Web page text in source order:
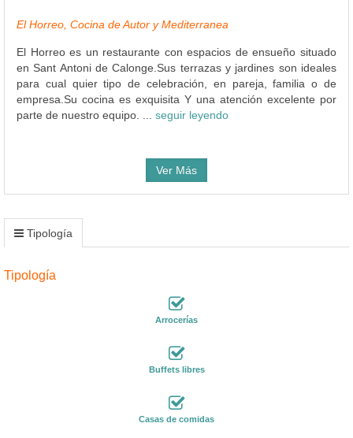
El Horreo, Cocina de Autor y Mediterranea
El Horreo es un restaurante con espacios de ensueño situado
en Sant Antoni de Calonge.Sus terrazas y jardines son ideales
para cual quier tipo de celebración, en pareja, familia o de
empresa.Su cocina es exquisita Y una atención excelente por
parte de nuestro equipo. ... seguir leyendo
Ver Más
Tipología
Tipología
Arrocerías
Buffets libres
Casas de comidas